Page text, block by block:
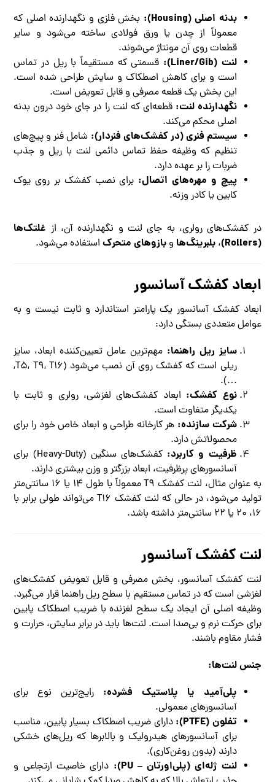
بدنه اصلی (Housing):
بخش فلزی و نگهدارنده اصلی که
معمولاً از چدن یا ورق فولادی ساخته می‌شود و سایر
قطعات روی آن مونتاژ می‌شوند.
لنت (Liner/Gib):
قسمتی که مستقیماً با ریل در تماس
است و برای کاهش اصطکاک و سایش طراحی شده است.
این بخش یک قطعه مصرفی و قابل تعویض است.
نگهدارنده لنت: قطعه‌ای که لنت را در جای خود درون بدنه
اصلی محکم می‌کند.
سیستم فنری (در کفشک‌های فنردار): شامل فنر و پیچ‌های
تنظیم که وظیفه حفظ تماس دائمی لنت با ریل و جذب
ضربات را بر عهده دارد.
پیچ و مهره‌های اتصال: برای نصب کفشک بر روی یوک
کابین یا کادر وزنه.
در کفشک‌های رولری، به جای لنت و نگهدارنده آن، از غلتک‌ها
(Rollers)
،بلبرینگ‌ها وبازوهای متحرک استفاده می‌شود.
ابعاد کفشک آسانسور
ابعاد کفشک آسانسور یک پارامتر استاندارد و ثابت نیست و به
عوامل متعددی بستگی دارد:
سایز ریل راهنما: مهم‌ترین عامل تعیین‌کننده ابعاد، سایز
ریلی است که کفشک روی آن نصب می‌شود (T۵, T۹, T۱۶,
…).
نوع کفشک: ابعاد کفشک‌های لغزشی، رولری و ثابت با
یکدیگر متفاوت است.
شرکت سازنده: هر کارخانه طراحی و ابعاد خاص خود را برای
محصولاتش دارد.
ظرفیت و کاربرد:
کفشک‌های سنگین (Heavy-Duty) برای
آسانسورهای پرظرفیت، ابعاد بزرگتر و وزن بیشتری دارند.
به عنوان مثال، لنت کفشک T۹ معمولاً با طول ۱۴ یا ۱۶ سانتی‌متر
تولید می‌شود، در حالی که لنت کفشک T۱۶ می‌تواند طولی برابر با
۱۶، ۲۰ یا ۲۲ سانتی‌متر داشته باشد.
لنت کفشک آسانسور
لنت کفشک آسانسور، بخش مصرفی و قابل تعویض کفشک‌های
لغزشی است که در تماس مستقیم با سطح ریل راهنما قرار می‌گیرد.
وظیفه اصلی آن ایجاد یک سطح لغزنده با ضریب اصطکاک پایین
برای حرکت نرم و بی‌صدا است. لنت‌ها باید در برابر سایش، حرارت و
فشار مقاوم باشند.
جنس لنت‌ها:
پلی‌آمید یا پلاستیک فشرده: رایج‌ترین نوع برای
آسانسورهای معمولی.
تفلون (PTFE):
دارای ضریب اصطکاک بسیار پایین، مناسب
برای آسانسورهای هیدرولیک و بالابرها که ریل‌های خشکی
دارند (بدون روغن‌کاری).
لنت ژله‌ای (پلی‌اورتان – PU):
دارای خاصیت ارتجاعی و